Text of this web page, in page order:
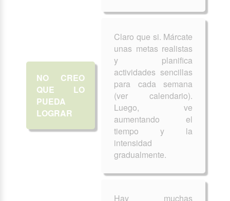
NO CREO
QUE LO
PUEDA
LOGRAR
Claro que si. Márcate
unas metas realistas
y planifica
actividades sencillas
para cada semana
(ver calendario).
Luego, ve
aumentando el
tiempo y la
intensidad
gradualmente.
Hay muchas